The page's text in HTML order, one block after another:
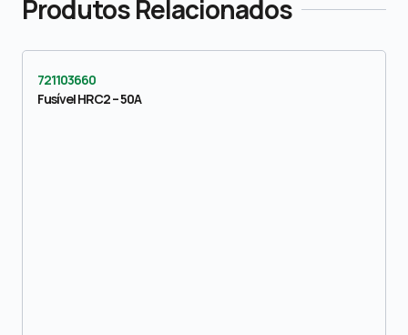
Produtos Relacionados
721103660
Fusível HRC2 – 50A